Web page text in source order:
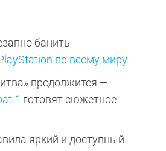
банить
по всему миру
продолжится —
1 готовят сюжетное
яркий и доступный